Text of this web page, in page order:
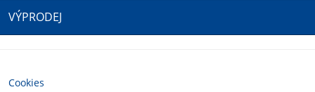
VÝPRODEJ
Cookies